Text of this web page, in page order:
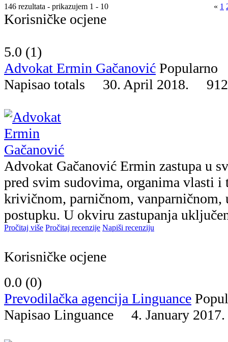
146 rezultata - prikazujem 1 - 10 « 1
Korisničke ocjene
5.0 (1)
Advokat Ermin Gačanović Popularno
Napisao totals 30. April 2018.
Advokat Gačanović Ermin zastupa u
pred svim sudovima, organima vlasti
krivičnom, parničnom,
postupku. U okviru zastupanja
Pročitaj više Pročitaj recenzije Napiši recenziju
Korisničke ocjene
0.0 (0)
Prevodilačka agencija Linguance
Napisao Linguance 4. January